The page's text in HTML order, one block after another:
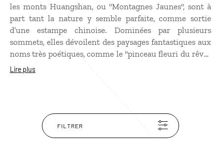
les monts Huangshan, ou "Montagnes Jaunes", sont à
part tant la nature y semble parfaite, comme sortie
d’une estampe chinoise. Dominées par plusieurs
sommets, elles dévoilent des paysages fantastiques aux
noms très poétiques, comme le "pinceau fleuri du rêve",
l’une des formations rocheuses les plus célèbres : un
massif. Le spectacle est particulièrement saisissant au
petit matin, lorsque le soleil se lève au-dessus d’une
mer de nuages.
Lire plus
FILTRER